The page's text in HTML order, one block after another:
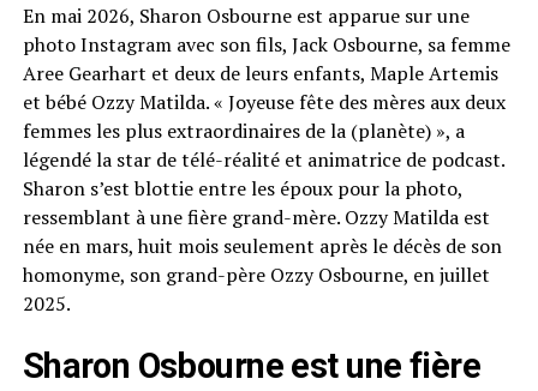
En mai 2026, Sharon Osbourne est apparue sur une
photo Instagram avec son fils, Jack Osbourne, sa femme
Aree Gearhart et deux de leurs enfants, Maple Artemis
et bébé Ozzy Matilda. « Joyeuse fête des mères aux deux
femmes les plus extraordinaires de la (planète) », a
légendé la star de télé-réalité et animatrice de podcast.
Sharon s’est blottie entre les époux pour la photo,
ressemblant à une fière grand-mère. Ozzy Matilda est
née en mars, huit mois seulement après le décès de son
homonyme, son grand-père Ozzy Osbourne, en juillet
2025.
Sharon Osbourne est une fière